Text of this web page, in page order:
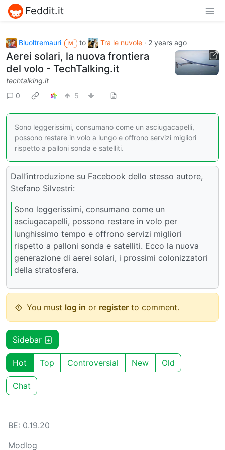
Feddit.it
Bluoltremauri M to Tra le nuvole· 2 years ago
Aerei solari, la nuova frontiera
del volo - TechTalking.it
techtalking.it
0
5
Sono leggerissimi, consumano come un asciugacapelli,
possono restare in volo a lungo e offrono servizi migliori
rispetto a palloni sonda e satelliti.
Dall’introduzione su Facebook dello stesso autore,
Stefano Silvestri:
Sono leggerissimi, consumano come un
asciugacapelli, possono restare in volo per
lunghissimo tempo e offrono servizi migliori
rispetto a palloni sonda e satelliti. Ecco la nuova
generazione di aerei solari, i prossimi colonizzatori
della stratosfera.
You must log in or register to comment.
Sidebar
Hot Top Controversial New Old
Chat
BE: 0.19.20
Modlog